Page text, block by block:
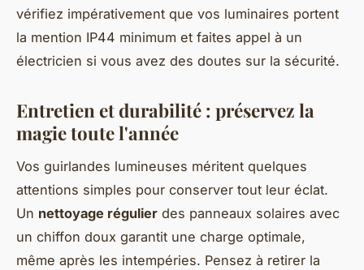
vérifiez impérativement que vos luminaires portent
la mention IP44 minimum et faites appel à un
électricien si vous avez des doutes sur la sécurité.
Entretien et durabilité : préservez la
magie toute l'année
Vos guirlandes lumineuses méritent quelques
attentions simples pour conserver tout leur éclat.
Un nettoyage régulier des panneaux solaires avec
un chiffon doux garantit une charge optimale,
même après les intempéries. Pensez à retirer la